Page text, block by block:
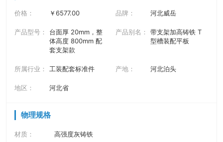
价格： ￥6577.00 品牌： 河北威岳
产品型号：
台面厚 20mm，整
体高度 800mm 配
套支架款
产品别名：
带支架加高铸铁 T
型槽装配平板
所属行业： 工装配套标准件 产地： 河北泊头
地区： 河北省
物理规格
材质： 高强度灰铸铁